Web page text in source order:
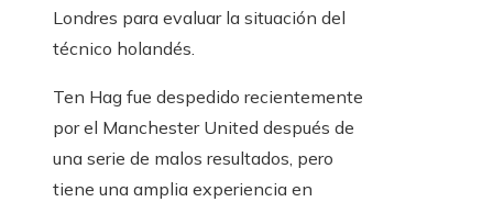
Londres para evaluar la situación del
técnico holandés.
Ten Hag fue despedido recientemente
por el Manchester United después de
una serie de malos resultados, pero
tiene una amplia experiencia en